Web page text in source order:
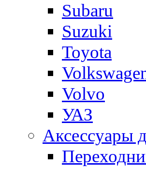
Subaru
Suzuki
Toyota
Volvo
УАЗ
Аксессуары